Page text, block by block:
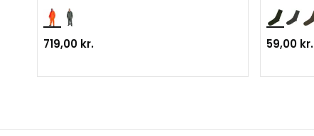
719,00 kr. 59,00 kr.